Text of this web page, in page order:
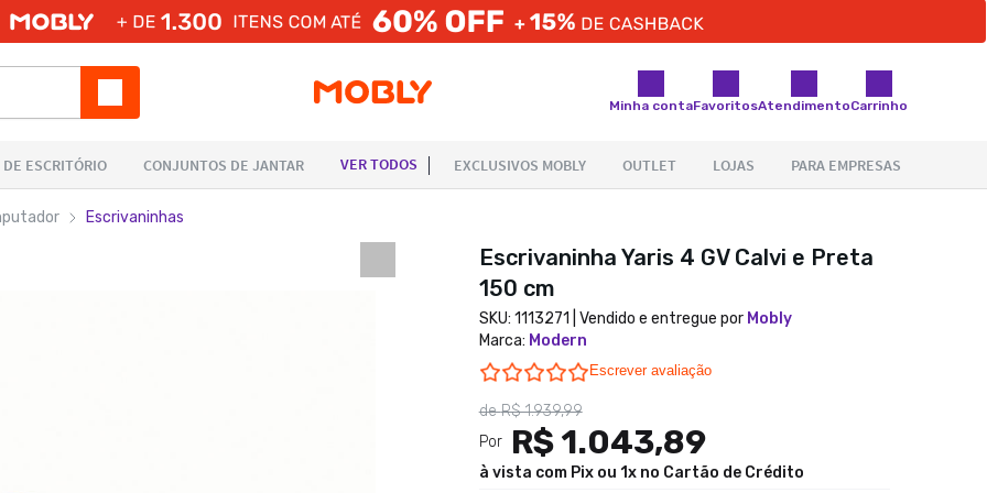
Minha contaFavoritosAtendimentoCarrinho
Escrivaninhas
Escrivaninha Yaris 4 GV Calvi e Preta
150 cm
SKU: 1113271 | Vendido e entregue por Mobly
Marca: Modern
0.0 star rating
Escrever avaliação
deR$ 1.939,99
Por
R$ 1.043,89
à vista com Pix ou 1x no Cartão de Crédito